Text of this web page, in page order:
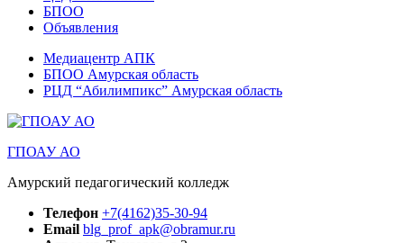
БПОО
Объявления
Медиацентр АПК
БПОО Амурская область
РЦД “Абилимпикс” Амурская область
ГПОАУ АО
Амурский педагогический колледж
Телефон +7(4162)35-30-94
Email blg_prof_apk@obramur.ru